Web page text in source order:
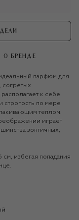
О БРЕНДЕ
парфюм для
согретых
к себе
строгость по мере
теплом.
играет
зонтичных,
избегая попадания